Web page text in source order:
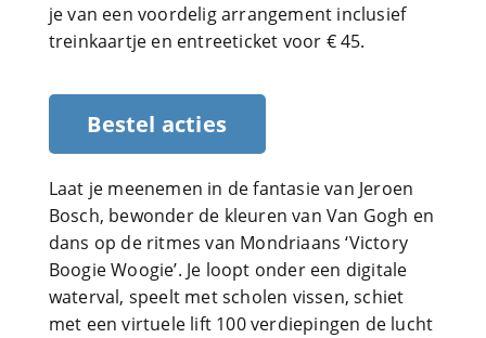
je van een voordelig arrangement inclusief
treinkaartje en entreeticket voor € 45.
Bestel acties
Laat je meenemen in de fantasie van Jeroen
Bosch, bewonder de kleuren van Van Gogh en
dans op de ritmes van Mondriaans ‘Victory
Boogie Woogie’. Je loopt onder een digitale
waterval, speelt met scholen vissen, schiet
met een virtuele lift 100 verdiepingen de lucht